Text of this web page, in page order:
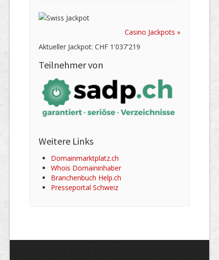
Casino Jackpots »
Aktueller Jackpot: CHF 1'037'219
Teilnehmer von
Weitere Links
Domainmarktplatz.ch
Whois Domaininhaber
Branchenbuch Help.ch
Presseportal Schweiz